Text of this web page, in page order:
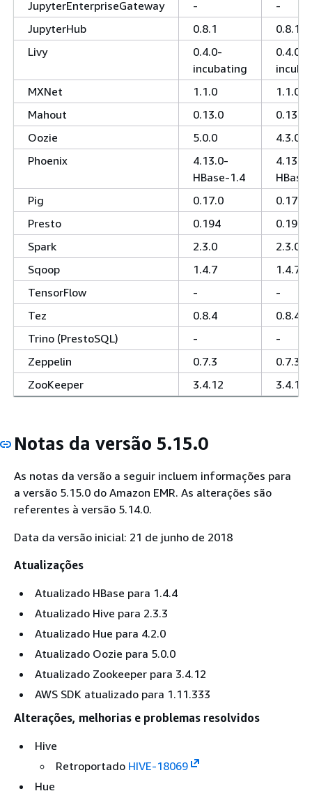
JupyterEnterpriseGateway
-
-
JupyterHub
0.8.1
0.8.1
Livy
0.4.0-
incubating
0.4.0-
MXNet
1.1.0
1.1.0
Mahout
0.13.0
0.13.0
Oozie
5.0.0
4.3.0
Phoenix
4.13.0-
HBase-1.4
4.13.0-
Pig
0.17.0
0.17.0
Presto
0.194
0.194
Spark
2.3.0
2.3.0
Sqoop
1.4.7
1.4.7
TensorFlow
-
-
Tez
0.8.4
0.8.4
Trino (PrestoSQL)
-
-
Zeppelin
0.7.3
0.7.3
ZooKeeper
3.4.12 3.4.10
Notas da versão 5.15.0
As notas da versão a seguir incluem informações para
a versão 5.15.0 do Amazon EMR. As alterações são
referentes à versão 5.14.0.
Data da versão inicial: 21 de junho de 2018
Atualizações
Atualizado HBase para 1.4.4
Atualizado Hive para 2.3.3
Atualizado Hue para 4.2.0
Atualizado Oozie para 5.0.0
Atualizado Zookeeper para 3.4.12
AWS SDK atualizado para 1.11.333
Alterações, melhorias e problemas resolvidos
Hive
Retroportado HIVE-18069
Hue